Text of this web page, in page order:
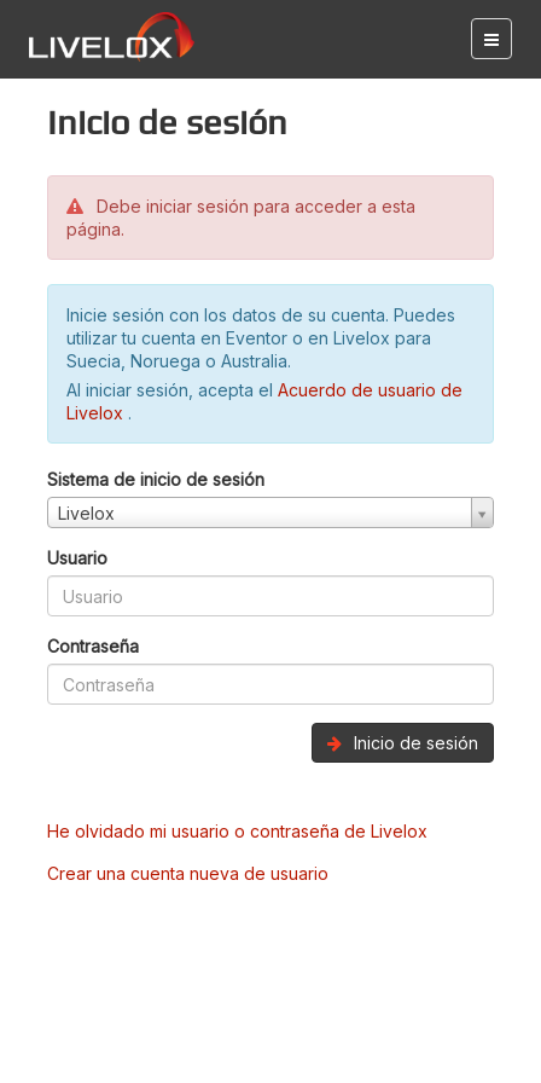
Inicio de sesión
Debe iniciar sesión para acceder a esta
página.
Inicie sesión con los datos de su cuenta. Puedes
utilizar tu cuenta en Eventor o en Livelox para
Suecia, Noruega o Australia.
Al iniciar sesión, acepta el Acuerdo de usuario de
Livelox .
Sistema de inicio de sesión
Livelox
Usuario
Contraseña
Inicio de sesión
He olvidado mi usuario o contraseña de Livelox
Crear una cuenta nueva de usuario